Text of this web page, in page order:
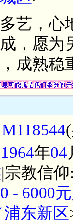
艺，心
，愿
成熟稳
M118544
1964年04
|宗教信仰
- 6000
东新区